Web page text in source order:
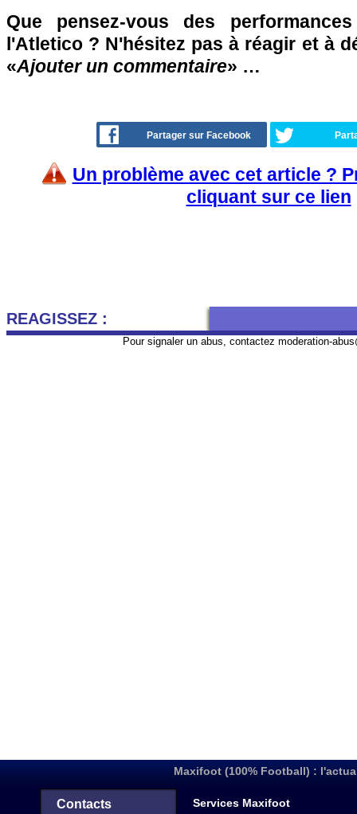
Que pensez-vous des
l'Atletico ? N'hésitez pas à réagir et à
«Ajouter un commentaire» …
Partager sur Facebook
Un problème avec cet article ?
cliquant sur ce lien
REAGISSEZ :
Pour signaler un abus, contactez moderation-
Maxifoot (100% Football) :
Contacts Services Maxifoot